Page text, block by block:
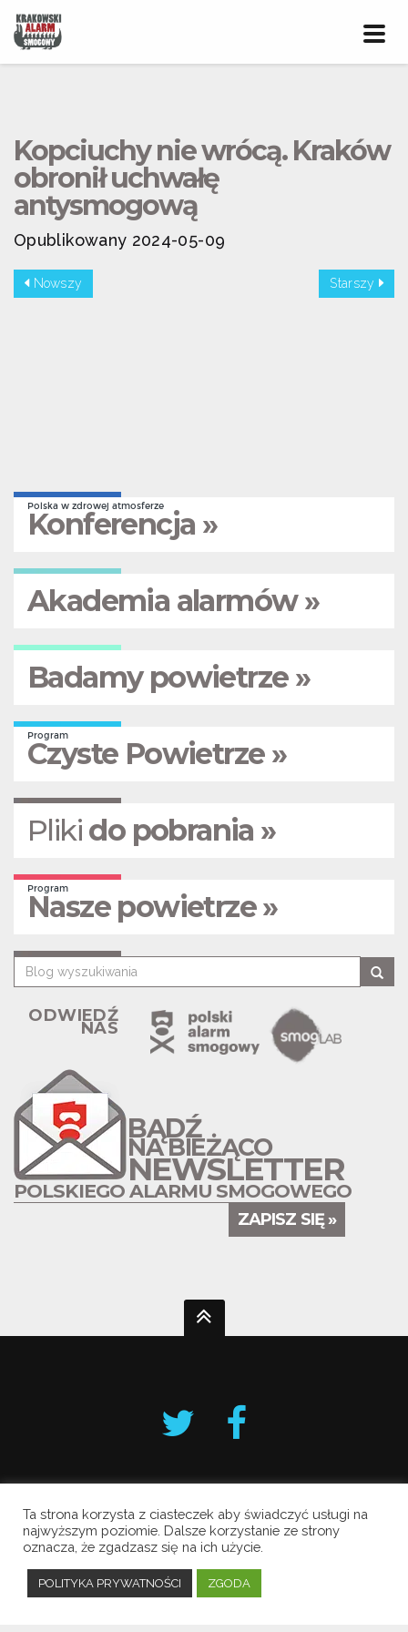
Kopciuchy nie wrócą. Kraków
obronił uchwałę
antysmogową
Opublikowany 2024-05-09
Nowszy Starszy
Polska w zdrowej atmosferze
Konferencja »
Akademia alarmów »
Badamy powietrze »
Program
Czyste Powietrze »
Pliki do pobrania »
Program
Nasze powietrze »
ODWIEDŹ
NAS
BĄDŹ
NA BIEŻĄCO
NEWSLETTER
POLSKIEGO ALARMU SMOGOWEGO
ZAPISZ SIĘ »
Krakowski Alarm Smogowy
Copyright © 2019 All Rights Reserved.
Polityka prywatności
Ta strona korzysta z ciasteczek aby świadczyć usługi na
najwyższym poziomie. Dalsze korzystanie ze strony
oznacza, że zgadzasz się na ich użycie.
POLITYKA PRYWATNOŚCI ZGODA